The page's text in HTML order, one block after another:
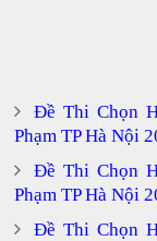
Đề Thi Chọn
Phạm TP Hà Nội
Đề Thi Chọn
Phạm TP Hà Nội
Đề Thi Chọn